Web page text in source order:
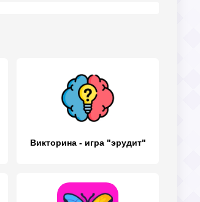
Викторина - игра "эрудит"